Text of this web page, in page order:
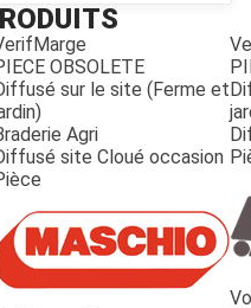
OBSOLETE
sur le site (Ferme et
Agri
site Cloué occasion